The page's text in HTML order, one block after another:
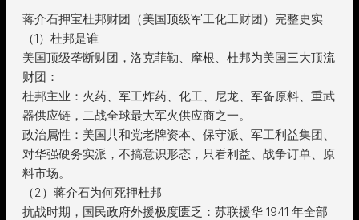
蒋介石押宝杜邦财团（美国顶级军工化工财团）完整史实
（1）杜邦是谁
美国顶级垄断财团，洛克菲勒、摩根、杜邦为美国三大顶流
财团：
杜邦主业：火药、军工炸药、化工、尼龙、军备原料、重武
器供应链，二战全球最大军火供应商之一。
政治属性：美国共和党老牌资本、保守派、军工利益集团、
对华强硬务实派，不搞意识形态，只看利益、战争订单、原
料市场。
（2）蒋介石为何死押杜邦
抗战时期，国民政府外援极度匮乏：苏联援华 1941 年全部